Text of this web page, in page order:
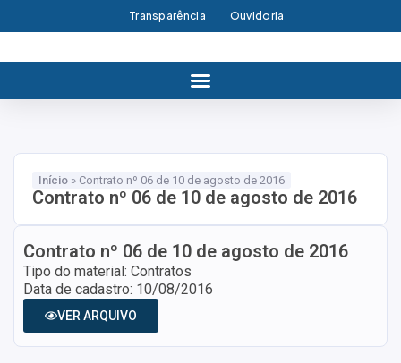
Transparência Ouvidoria
Início » Contrato nº 06 de 10 de agosto de 2016
Contrato nº 06 de 10 de agosto de 2016
Contrato nº 06 de 10 de agosto de 2016
Tipo do material: Contratos
Data de cadastro: 10/08/2016
VER ARQUIVO